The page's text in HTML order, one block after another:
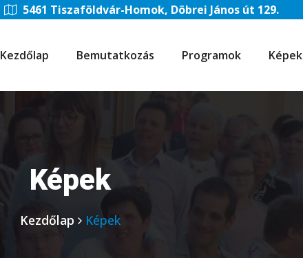
5461 Tiszaföldvár-Homok, Döbrei János út 129.
Kezdőlap Bemutatkozás Programok Képek
Képek
Kezdőlap Képek